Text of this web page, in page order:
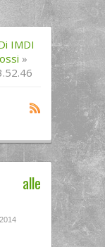
IMDI
»
alle